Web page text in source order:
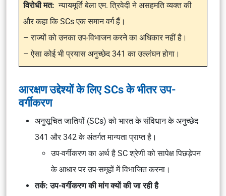
विरोधी मत: न्यायमूर्ति बेला एम. त्रिवेदी ने असहमति व्यक्त की
और कहा कि SCs एक समान वर्ग हैं।
– राज्यों को उनका उप-विभाजन करने का अधिकार नहीं है।
– ऐसा कोई भी प्रयास अनुच्छेद 341 का उल्लंघन होगा।
आरक्षण उद्देश्यों के लिए SCs के भीतर उप-
वर्गीकरण
अनुसूचित जातियों (SCs) को भारत के संविधान के अनुच्छेद
341 और 342 के अंतर्गत मान्यता प्राप्त है।
उप-वर्गीकरण का अर्थ है SC श्रेणी को सापेक्ष पिछड़ेपन
के आधार पर उप-समूहों में विभाजित करना।
तर्क: उप-वर्गीकरण की मांग क्यों की जा रही है